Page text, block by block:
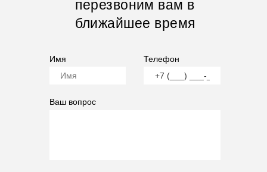
перезвоним вам в
ближайшее время
Имя Телефон
Ваш вопрос